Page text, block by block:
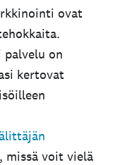
ovat
palvelu on
kertovat
missä voit vielä